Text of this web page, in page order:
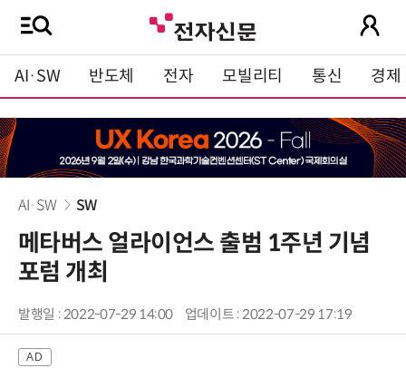
AI·SW 반도체 전자 모빌리티 통신 경제
AI·SW SW
메타버스 얼라이언스 출범 1주년 기념
포럼 개최
발행일 : 2022-07-29 14:00 업데이트 : 2022-07-29 17:19